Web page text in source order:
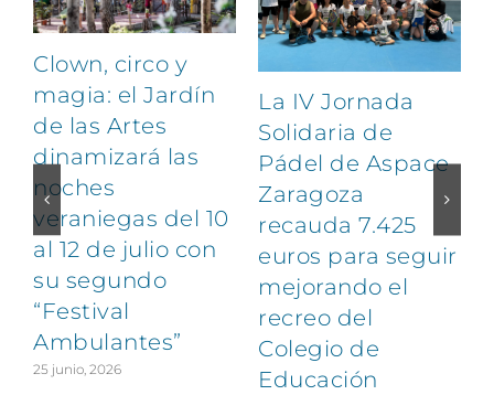
Clown, circo y
magia: el Jardín
de las Artes
dinamizará las
noches
veraniegas del 10
al 12 de julio con
su segundo
“Festival
Ambulantes”
25 junio, 2026
La IV Jornada
Solidaria de
Pádel de Aspace
Zaragoza
recauda 7.425
euros para seguir
mejorando el
recreo del
Colegio de
Educación